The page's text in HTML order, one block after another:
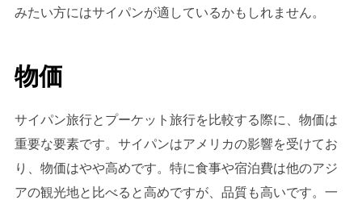
みたい方にはサイパンが適しているかもしれません。
物価
サイパン旅行とプーケット旅行を比較する際に、物価は
重要な要素です。サイパンはアメリカの影響を受けてお
り、物価はやや高めです。特に食事や宿泊費は他のアジ
アの観光地と比べると高めですが、品質も高いです。一